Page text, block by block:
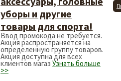
уборы и другие
товары для спорта!
Ввод промокода не требуется.
Акция распространяется на
определенную группу товаров.
Акция доступна для всех
клиентов магаз Узнать больше
>>